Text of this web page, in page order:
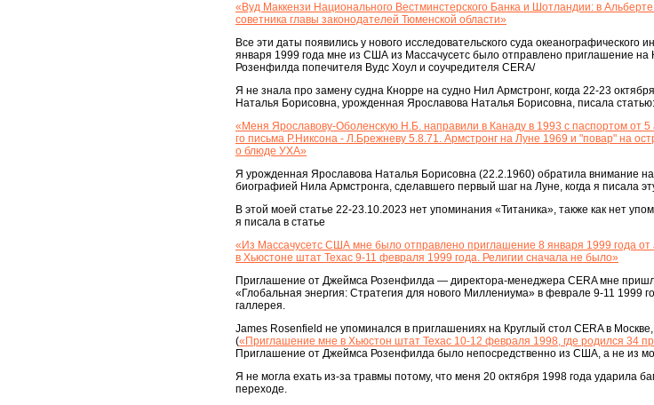
«Вуд Маккензи Национального Вестминстерского Банка и Шотландии: в Альберте
советника главы законодателей Тюменской области»
Все эти даты появились у нового исследовательского суда океанографического
января 1999 года мне из США из Массачусетс было отправлено приглашение на
Розенфилда попечителя Вудс Хоул и соучредителя CERA/
Я не знала про замену судна Кнорре на судно Нил Армстронг, когда 22-23
Наталья Борисовна, урожденная Ярославова Наталья Борисовна, писала статью:
«Меня Ярославову-Оболенскую Н.Б. направили в Канаду в 1993 с паспортом от
го письма Р.Никсона - Л.Брежневу 5.8.71. Армстронг на Луне 1969 и "повар" на
о блюде УХА»
Я урожденная Ярославова Наталья Борисовна (22.2.1960) обратила внимание
биографией Нила Армстронга, сделавшего первый шаг на Луне, когда я писала
В этой моей статье 22-23.10.2023 нет упоминания «Титаника», также как нет
я писала в статье
«Из Массачусетс США мне было отправлено приглашение 8 января 1999 года от
в Хьюстоне штат Техас 9-11 февраля 1999 года. Религии сначала не было»
Приглашение от Джеймса Розенфилда — директора-менеджера CERA мне
«Глобальная энергия: Стратегия для нового Миллениума» в феврале 9-11 1999
галлерея.
James Rosenfield не упоминался в приглашениях на Круглый стол CERA в
(«Приглашение мне в Хьюстон штат Техас 10-12 февраля 1998, где родился 34
Приглашение от Джеймса Розенфилда было непосредственно из США, а не из
Я не могла ехать из-за травмы потому, что меня 20 октября 1998 года ударила
переходе.